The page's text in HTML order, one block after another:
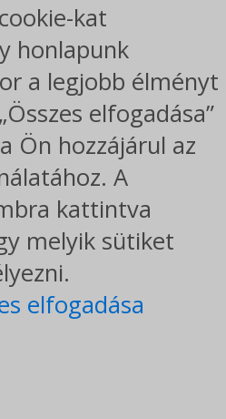
kat
honlapunk
a legjobb élményt
elfogadása”
Ön hozzájárul az
A
kattintva
melyik sütiket
elfogadása